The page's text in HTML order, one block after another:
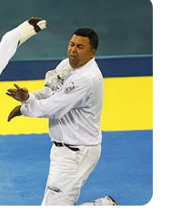
Viagra, Try This